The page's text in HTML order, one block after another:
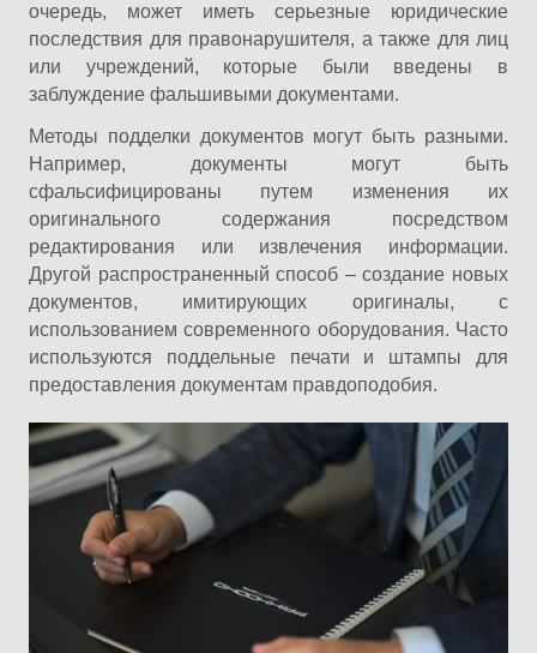
очередь, может иметь серьезные юридические
последствия для правонарушителя, а также для лиц
или учреждений, которые были введены в
заблуждение фальшивыми документами.
Методы подделки документов могут быть разными.
Например, документы могут быть
сфальсифицированы путем изменения их
оригинального содержания посредством
редактирования или извлечения информации.
Другой распространенный способ – создание новых
документов, имитирующих оригиналы, с
использованием современного оборудования. Часто
используются поддельные печати и штампы для
предоставления документам правдоподобия.